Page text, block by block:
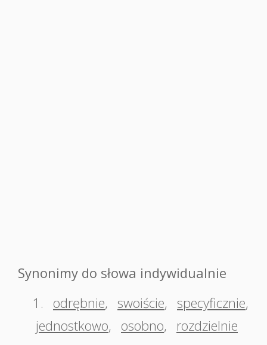
Synonimy do słowa indywidualnie
1.
odrębnie, swoiście, specyficznie,
jednostkowo, osobno, rozdzielnie